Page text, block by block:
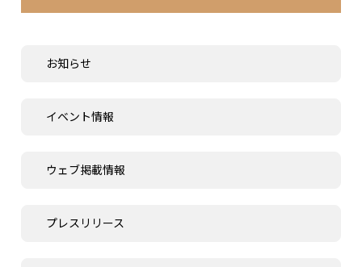
お知らせ
イベント情報
ウェブ掲載情報
プレスリリース